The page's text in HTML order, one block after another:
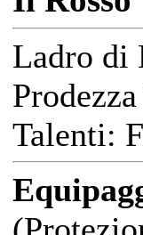
Ladro di
Talenti: